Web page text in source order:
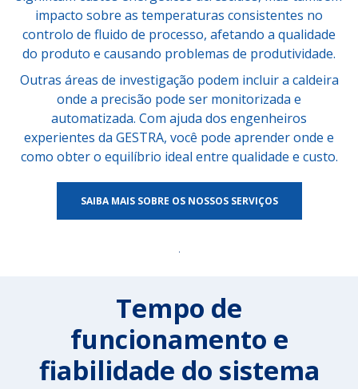
impacto sobre as temperaturas consistentes no
controlo de fluido de processo, afetando a qualidade
do produto e causando problemas de produtividade.
Outras áreas de investigação podem incluir a caldeira
onde a precisão pode ser monitorizada e
automatizada. Com ajuda dos engenheiros
experientes da GESTRA, você pode aprender onde e
como obter o equilíbrio ideal entre qualidade e custo.
SAIBA MAIS SOBRE OS NOSSOS SERVIÇOS
Tempo de
funcionamento e
fiabilidade do sistema